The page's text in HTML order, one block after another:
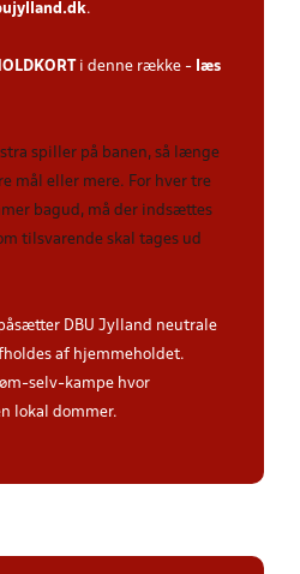
.
i denne række - læs
spiller på banen, så længe
mål eller mere. For hver tre
bagud, må der indsættes
tilsvarende skal tages ud
DBU Jylland neutrale
af hjemmeholdet.
selv-kampe hvor
lokal dommer.